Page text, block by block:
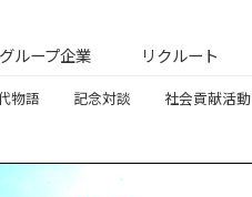
記念対談
ループ企業 リクルート
物語 記念対談 社会貢献活動